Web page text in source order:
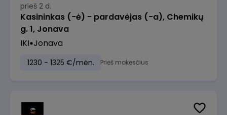
prieš 2 d.
Kasininkas (-ė) - pardavėjas (-a), Chemikų
g. 1, Jonava
IKI Jonava
1230 - 1325 €/mėn. Prieš mokesčius